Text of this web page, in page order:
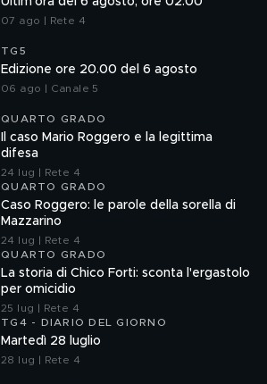
07 ago | Rete 4
TG5
Edizione ore 20.00 del 6 agosto
06 ago | Canale 5
QUARTO GRADO
Il caso Mario Roggero e la legittima
difesa
24 lug | Rete 4
QUARTO GRADO
Caso Roggero: le parole della sorella di
Mazzarino
24 lug | Rete 4
QUARTO GRADO
La storia di Chico Forti: sconta l'ergastolo
per omicidio
25 lug | Rete 4
TG4 - DIARIO DEL GIORNO
Martedì 28 luglio
28 lug | Rete 4